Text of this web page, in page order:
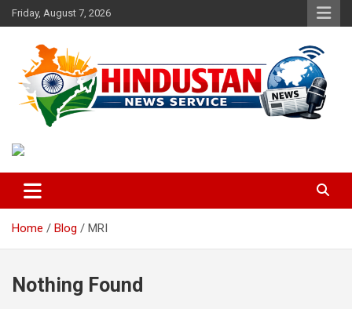
Skip
to
Friday, August 7, 2026
Hindustan News Service
Home Blog MRI
Nothing Found